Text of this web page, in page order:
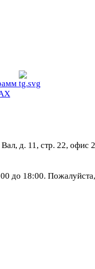
д. 11, стр. 22, офис
до 18:00.